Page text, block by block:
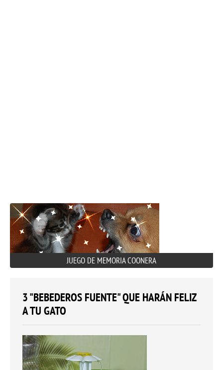
JUEGO DE MEMORIA COONERA
3 "BEBEDEROS FUENTE" QUE HARÁN FELIZ
A TU GATO